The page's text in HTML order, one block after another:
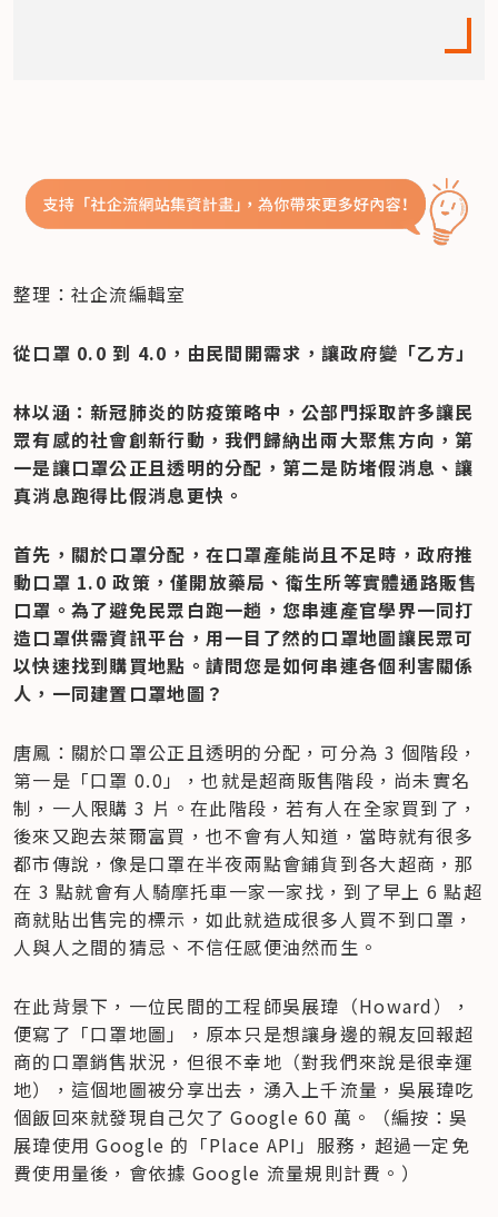
整理：社企流編輯室
從口罩 0.0 到 4.0，由民間開需求，讓政府變「乙方」
林以涵：新冠肺炎的防疫策略中，公部門採取許多讓民
眾有感的社會創新行動，我們歸納出兩大聚焦方向，第
一是讓口罩公正且透明的分配，第二是防堵假消息、讓
真消息跑得比假消息更快。
首先，關於口罩分配，在口罩產能尚且不足時，政府推
動口罩 1.0 政策，僅開放藥局、衛生所等實體通路販售
口罩。為了避免民眾白跑一趟，您串連產官學界一同打
造口罩供需資訊平台，用一目了然的口罩地圖讓民眾可
以快速找到購買地點。請問您是如何串連各個利害關係
人，一同建置口罩地圖？
唐鳳：關於口罩公正且透明的分配，可分為 3 個階段，
第一是「口罩 0.0」，也就是超商販售階段，尚未實名
制，一人限購 3 片。在此階段，若有人在全家買到了，
後來又跑去萊爾富買，也不會有人知道，當時就有很多
都市傳說，像是口罩在半夜兩點會鋪貨到各大超商，那
在 3 點就會有人騎摩托車一家一家找，到了早上 6 點超
商就貼出售完的標示，如此就造成很多人買不到口罩，
人與人之間的猜忌、不信任感便油然而生。
在此背景下，一位民間的工程師吳展瑋（Howard），
便寫了「口罩地圖」，原本只是想讓身邊的親友回報超
商的口罩銷售狀況，但很不幸地（對我們來說是很幸運
地），這個地圖被分享出去，湧入上千流量，吳展瑋吃
個飯回來就發現自己欠了 Google 60 萬。（編按：吳
展瑋使用 Google 的「Place API」服務，超過一定免
費使用量後，會依據 Google 流量規則計費。）